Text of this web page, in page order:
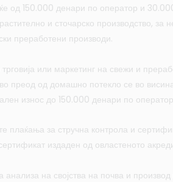
од 150.000 денари по оператор и
и сточарско производство, за
преработени производи.
или маркетинг на свежи и
преод од домашно потекло се во
износ до 150.000 денари по
плаќања за стручна контрола и
издаден од овластеното
на својства на почва и производ